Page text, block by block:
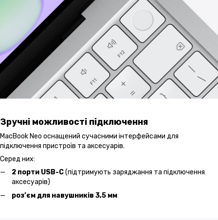
Зручні можливості підключення
MacBook Neo оснащений сучасними інтерфейсами для
підключення пристроїв та аксесуарів.
Серед них:
2 порти USB-C(підтримують заряджання та підключення
аксесуарів)
роз’єм для навушників 3,5 мм